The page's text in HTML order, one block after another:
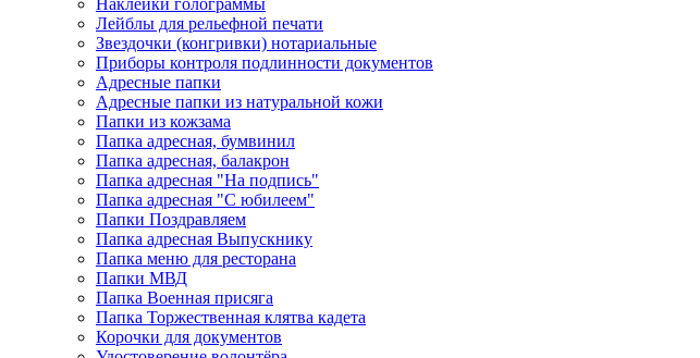
Наклейки голограммы
Лейблы для рельефной печати
Звездочки (конгривки) нотариальные
Приборы контроля подлинности документов
Адресные папки
Адресные папки из натуральной кожи
Папки из кожзама
Папка адресная, бумвинил
Папка адресная, балакрон
Папка адресная "На подпись"
Папка адресная "C юбилеем"
Папки Поздравляем
Папка адресная Выпускнику
Папка меню для ресторана
Папки МВД
Папка Военная присяга
Папка Торжественная клятва кадета
Корочки для документов